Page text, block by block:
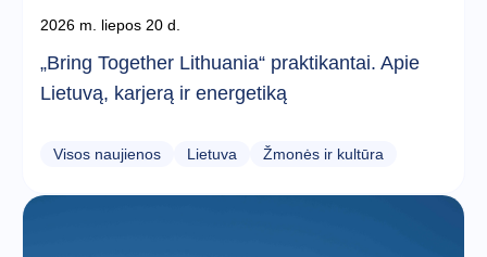
2026 m. liepos 20 d.
„Bring Together Lithuania“ praktikantai. Apie
Lietuvą, karjerą ir energetiką
Visos naujienos Lietuva Žmonės ir kultūra